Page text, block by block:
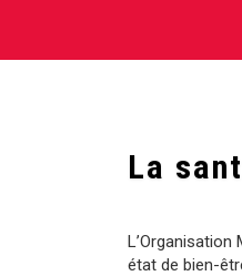
La
état de bien-